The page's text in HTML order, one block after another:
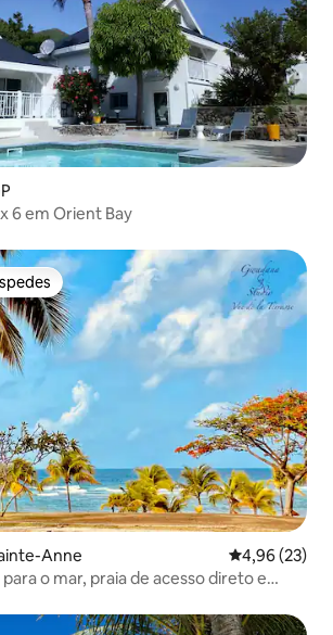
6 em Orient Bay
Anne 4,96 de uma
4,96 (23)
o mar, praia de acesso direto e